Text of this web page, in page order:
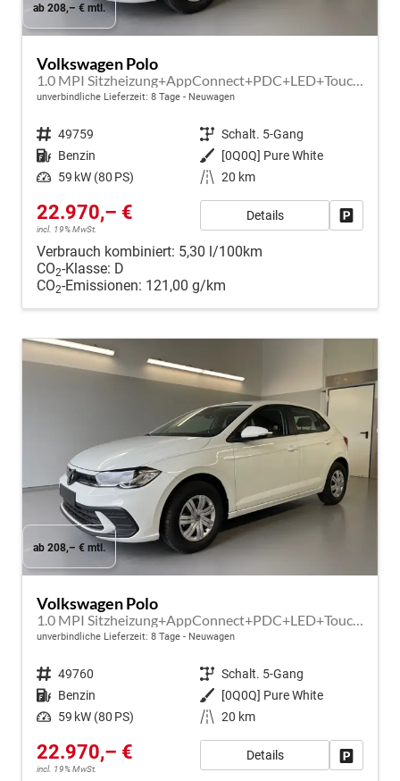
ab 208,– € mtl.
Volkswagen Polo
unverbindliche Lieferzeit: 8 Tage Neuwagen
Fahrzeugnr. 49759 Getriebe Schalt. 5-Gang
Kraftstoff Benzin Außenfarbe [0Q0Q] Pure White
Leistung 59 kW (80 PS) Kilometerstand 20 km
22.970,– €
incl. 19% MwSt.
Details
Verbrauch kombiniert: 5,30 l/100km
CO2-Klasse: D
CO2-Emissionen: 121,00 g/km
ab 208,– € mtl.
Volkswagen Polo
1.0 MPI Sitzheizung+AppConnect+PDC+LED+Touch+Lichtsensor+MultiLenkrad
unverbindliche Lieferzeit: 8 Tage Neuwagen
Fahrzeugnr. 49760 Getriebe Schalt. 5-Gang
Kraftstoff Benzin Außenfarbe
[0Q0Q] Pure White
Leistung 59 kW (80 PS) Kilometerstand 20 km
22.970,– €
incl. 19% MwSt.
Details